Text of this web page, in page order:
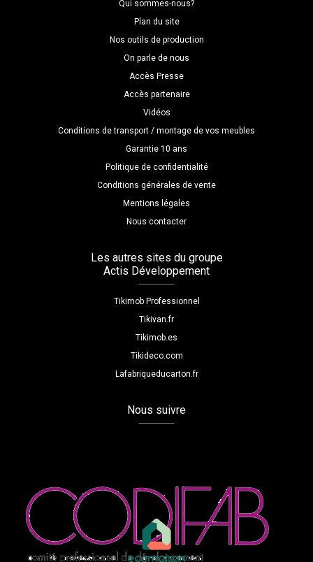
Qui sommes-nous?
Plan du site
Nos outils de production
On parle de nous
Accès Presse
Accès partenaire
Vidéos
Conditions de transport / montage de vos meubles
Garantie 10 ans
Politique de confidentialité
Conditions générales de vente
Mentions légales
Nous contacter
Les autres sites du groupe
Actis Développement
Tikimob Professionnel
Tikivan.fr
Tikimob.es
Tikideco.com
Lafabriqueducarton.fr
Nous suivre